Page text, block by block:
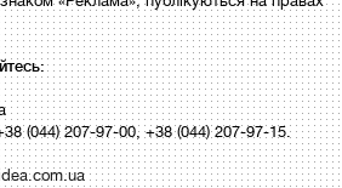
(044) 207-97-00, +38 (044) 207-97-15.